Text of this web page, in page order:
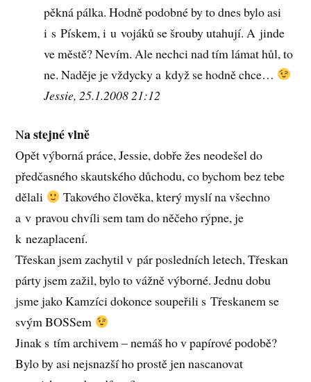
pěkná pálka. Hodně podobné by to dnes bylo asi
i s Pískem, i u vojáků se šrouby utahují. A jinde
ve městě? Nevím. Ale nechci nad tím lámat hůl, to
ne. Naděje je vždycky a když se hodně chce…
Jessie, 25.1.2008 21:12
Na stejné vlně
Opět výborná práce, Jessie, dobře žes neodešel do
předčasného skautského důchodu, co bychom bez tebe
dělali
Takového člověka, který myslí na všechno
a v pravou chvíli sem tam do něčeho rýpne, je
k nezaplacení.
Třeskan jsem zachytil v pár posledních letech, Třeskan
párty jsem zažil, bylo to vážně výborné. Jednu dobu
jsme jako Kamzíci dokonce soupeřili s Třeskanem se
svým BOSSem
Jinak s tím archivem – nemáš ho v papírové podobě?
Bylo by asi nejsnazší ho prostě jen nascanovat